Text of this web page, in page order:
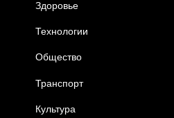
Здоровье
Технологии
Общество
Транспорт
Культура